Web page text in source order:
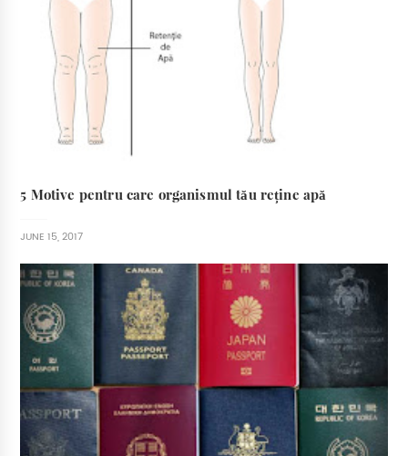
5 Motive pentru care organismul tău reține apă
JUNE 15, 2017